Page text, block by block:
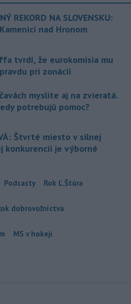
REKORD NA SLOVENSKU:
nad Hronom
tvrdí, že eurokomisia mu
pri zonácii
myslite aj na zvieratá.
potrebujú pomoc?
Štvrté miesto v silnej
konkurencii je výborné
Podcasty Rok Ľ.Štúra
dobrovoľníctva
MS v hokeji